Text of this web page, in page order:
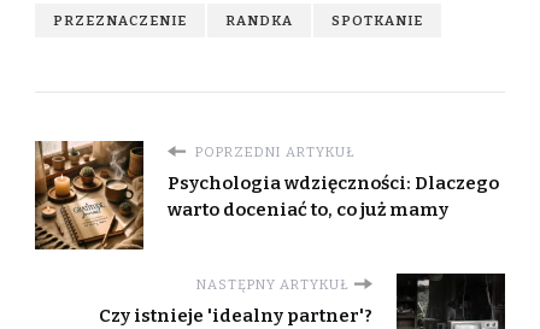
PRZEZNACZENIE RANDKA SPOTKANIE
POPRZEDNI ARTYKUŁ
Psychologia wdzięczności: Dlaczego
warto doceniać to, co już mamy
NASTĘPNY ARTYKUŁ
Czy istnieje 'idealny partner'?